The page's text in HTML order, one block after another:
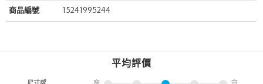
商品編號 15241995244
平均評價